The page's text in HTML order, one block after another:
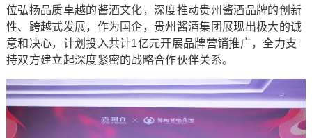
位弘扬品质卓越的酱酒文化，深度推动贵州酱酒品牌的创新
性、跨越式发展，作为国企，贵州酱酒集团展现出极大的诚
意和决心，计划投入共计1亿元开展品牌营销推广，全力支
持双方建立起深度紧密的战略合作伙伴关系。